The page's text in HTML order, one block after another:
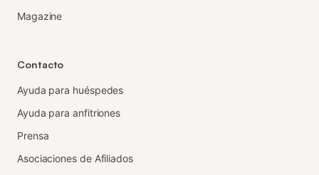
Magazine
Contacto
Ayuda para huéspedes
Ayuda para anfitriones
Prensa
Asociaciones de Afiliados